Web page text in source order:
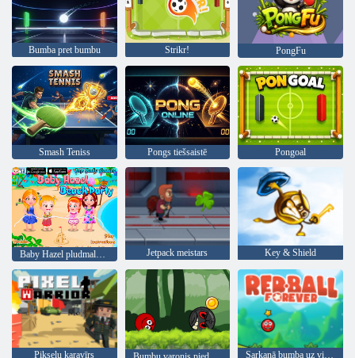
Bumba pret bumbu Strikr! PongFu
Smash Teniss Pongs tiešsaistē Pongoal
Jetpack meistars Key & Shield
Pikseļu karavīrs Sarkanā bumba uz visiem laikiem